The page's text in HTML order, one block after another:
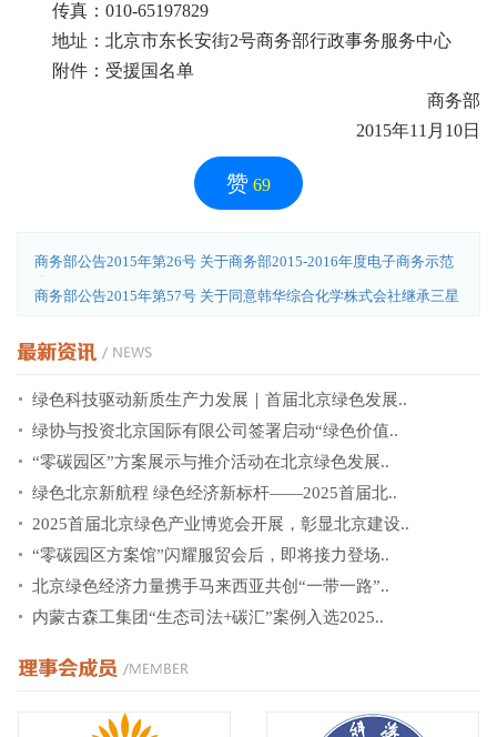
传真：010-65197829
地址：北京市东长安街2号商务部行政事务服务中心
附件：受援国名单
商务部
2015年11月10日
赞 69
商务部公告2015年第26号 关于商务部2015-2016年度电子商务示范
商务部公告2015年第57号 关于同意韩华综合化学株式会社继承三星
绿色科技驱动新质生产力发展｜首届北京绿色发展..
绿协与投资北京国际有限公司签署启动“绿色价值..
“零碳园区”方案展示与推介活动在北京绿色发展..
绿色北京新航程 绿色经济新标杆——2025首届北..
2025首届北京绿色产业博览会开展，彰显北京建设..
“零碳园区方案馆”闪耀服贸会后，即将接力登场..
北京绿色经济力量携手马来西亚共创“一带一路”..
内蒙古森工集团“生态司法+碳汇”案例入选2025..